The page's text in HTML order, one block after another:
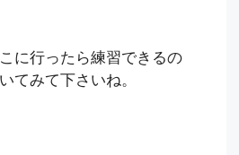
に行ったら練習できるの
てみて下さいね。